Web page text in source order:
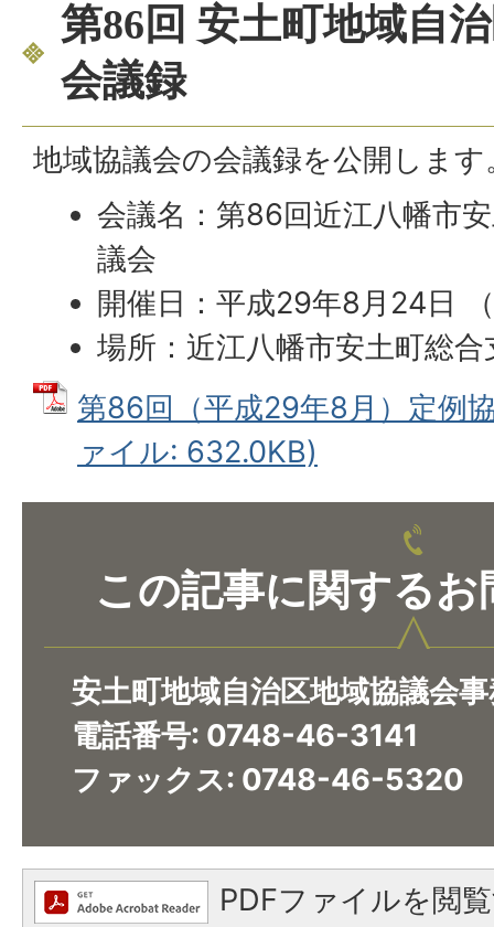
第86回 安土町地域自
会議録
地域協議会の会議録を公開します
会議名：第86回近江八幡市
議会
開催日：平成29年8月24日
場所：近江八幡市安土町総
第86回（平成29年8月）定例
ァイル: 632.0KB)
この記事に関するお
安土町地域自治区地域協議会
電話番号: 0748-46-3141
ファックス: 0748-46-5320
PDFファイルを閲